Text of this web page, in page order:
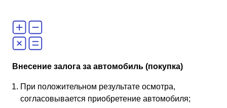
Внесение залога за автомобиль (покупка)
При положительном результате осмотра,
согласовывается приобретение автомобиля;